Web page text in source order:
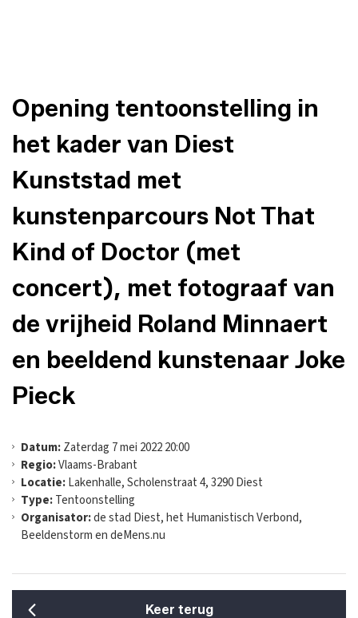
Opening tentoonstelling in
het kader van Diest
Kunststad met
kunstenparcours Not That
Kind of Doctor (met
concert), met fotograaf van
de vrijheid Roland Minnaert
en beeldend kunstenaar Joke
Pieck
Datum:Zaterdag 7 mei 2022 20:00
Regio:Vlaams-Brabant
Locatie:Lakenhalle, Scholenstraat 4, 3290 Diest
Type:Tentoonstelling
Organisator:de stad Diest, het Humanistisch Verbond,
Beeldenstorm en deMens.nu
Keer terug